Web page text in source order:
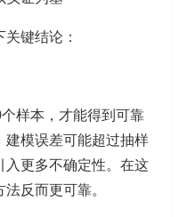
键结论：
样本，才能得到可靠
建模误差可能超过抽样
入更多不确定性。在这
反而更可靠。